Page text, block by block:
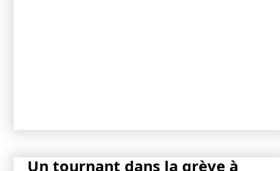
Un tournant dans la grève à